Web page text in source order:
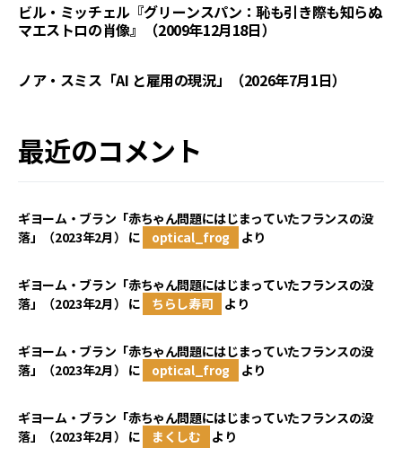
ビル・ミッチェル『グリーンスパン：恥も引き際も知らぬ
マエストロの肖像』（2009年12月18日）
ノア・スミス「AI と雇用の現況」（2026年7月1日）
最近のコメント
ギヨーム・ブラン「赤ちゃん問題にはじまっていたフランスの没
落」（2023年2月） に optical_frog より
ギヨーム・ブラン「赤ちゃん問題にはじまっていたフランスの没
落」（2023年2月） に ちらし寿司 より
ギヨーム・ブラン「赤ちゃん問題にはじまっていたフランスの没
落」（2023年2月） に optical_frog より
ギヨーム・ブラン「赤ちゃん問題にはじまっていたフランスの没
落」（2023年2月） に まくしむ より